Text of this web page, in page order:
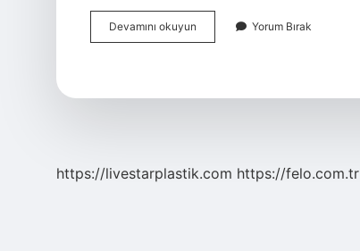
Devamını okuyun
I
Yorum Bırak
https://livestarplastik.com https://felo.com.tr